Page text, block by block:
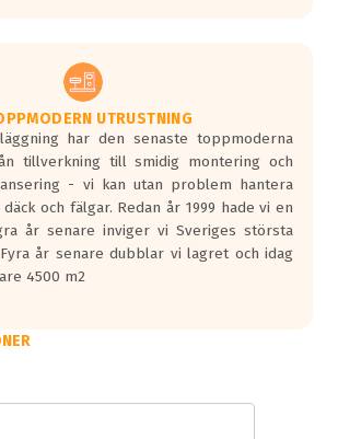
UTRUSTNING
har den senaste toppmoderna
tillverkning till smidig montering och
- vi kan utan problem hantera
och fälgar. Redan år 1999 hade vi en
år senare inviger vi Sveriges största
år senare dubblar vi lagret och idag
4500 m2